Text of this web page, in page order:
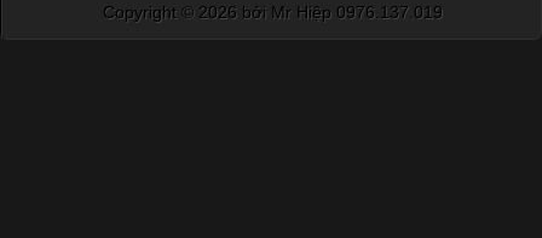
Copyright © 2026 bởi Mr Hiệp 0976.137.019